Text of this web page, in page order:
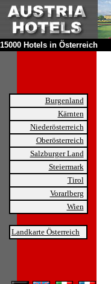
15000 Hotels in Österreich
Burgenland
Kärnten
Niederösterreich
Oberösterreich
Salzburger Land
Steiermark
Tirol
Vorarlberg
Wien
Landkarte Österreich